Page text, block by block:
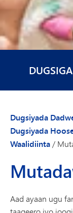
Dugsiyada
Dugsiyada
Waalidiinta/
Aad ayaan ugu